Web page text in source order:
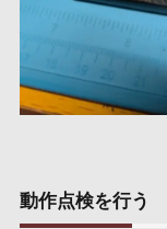
動作点検を行う